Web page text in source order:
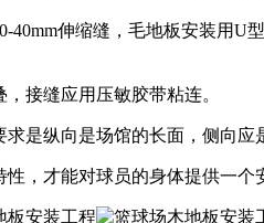
伸缩缝，毛地板安装用U
接缝应用压敏胶带粘连。
纵向是场馆的长面，侧向应
才能对球员的身体提供一个